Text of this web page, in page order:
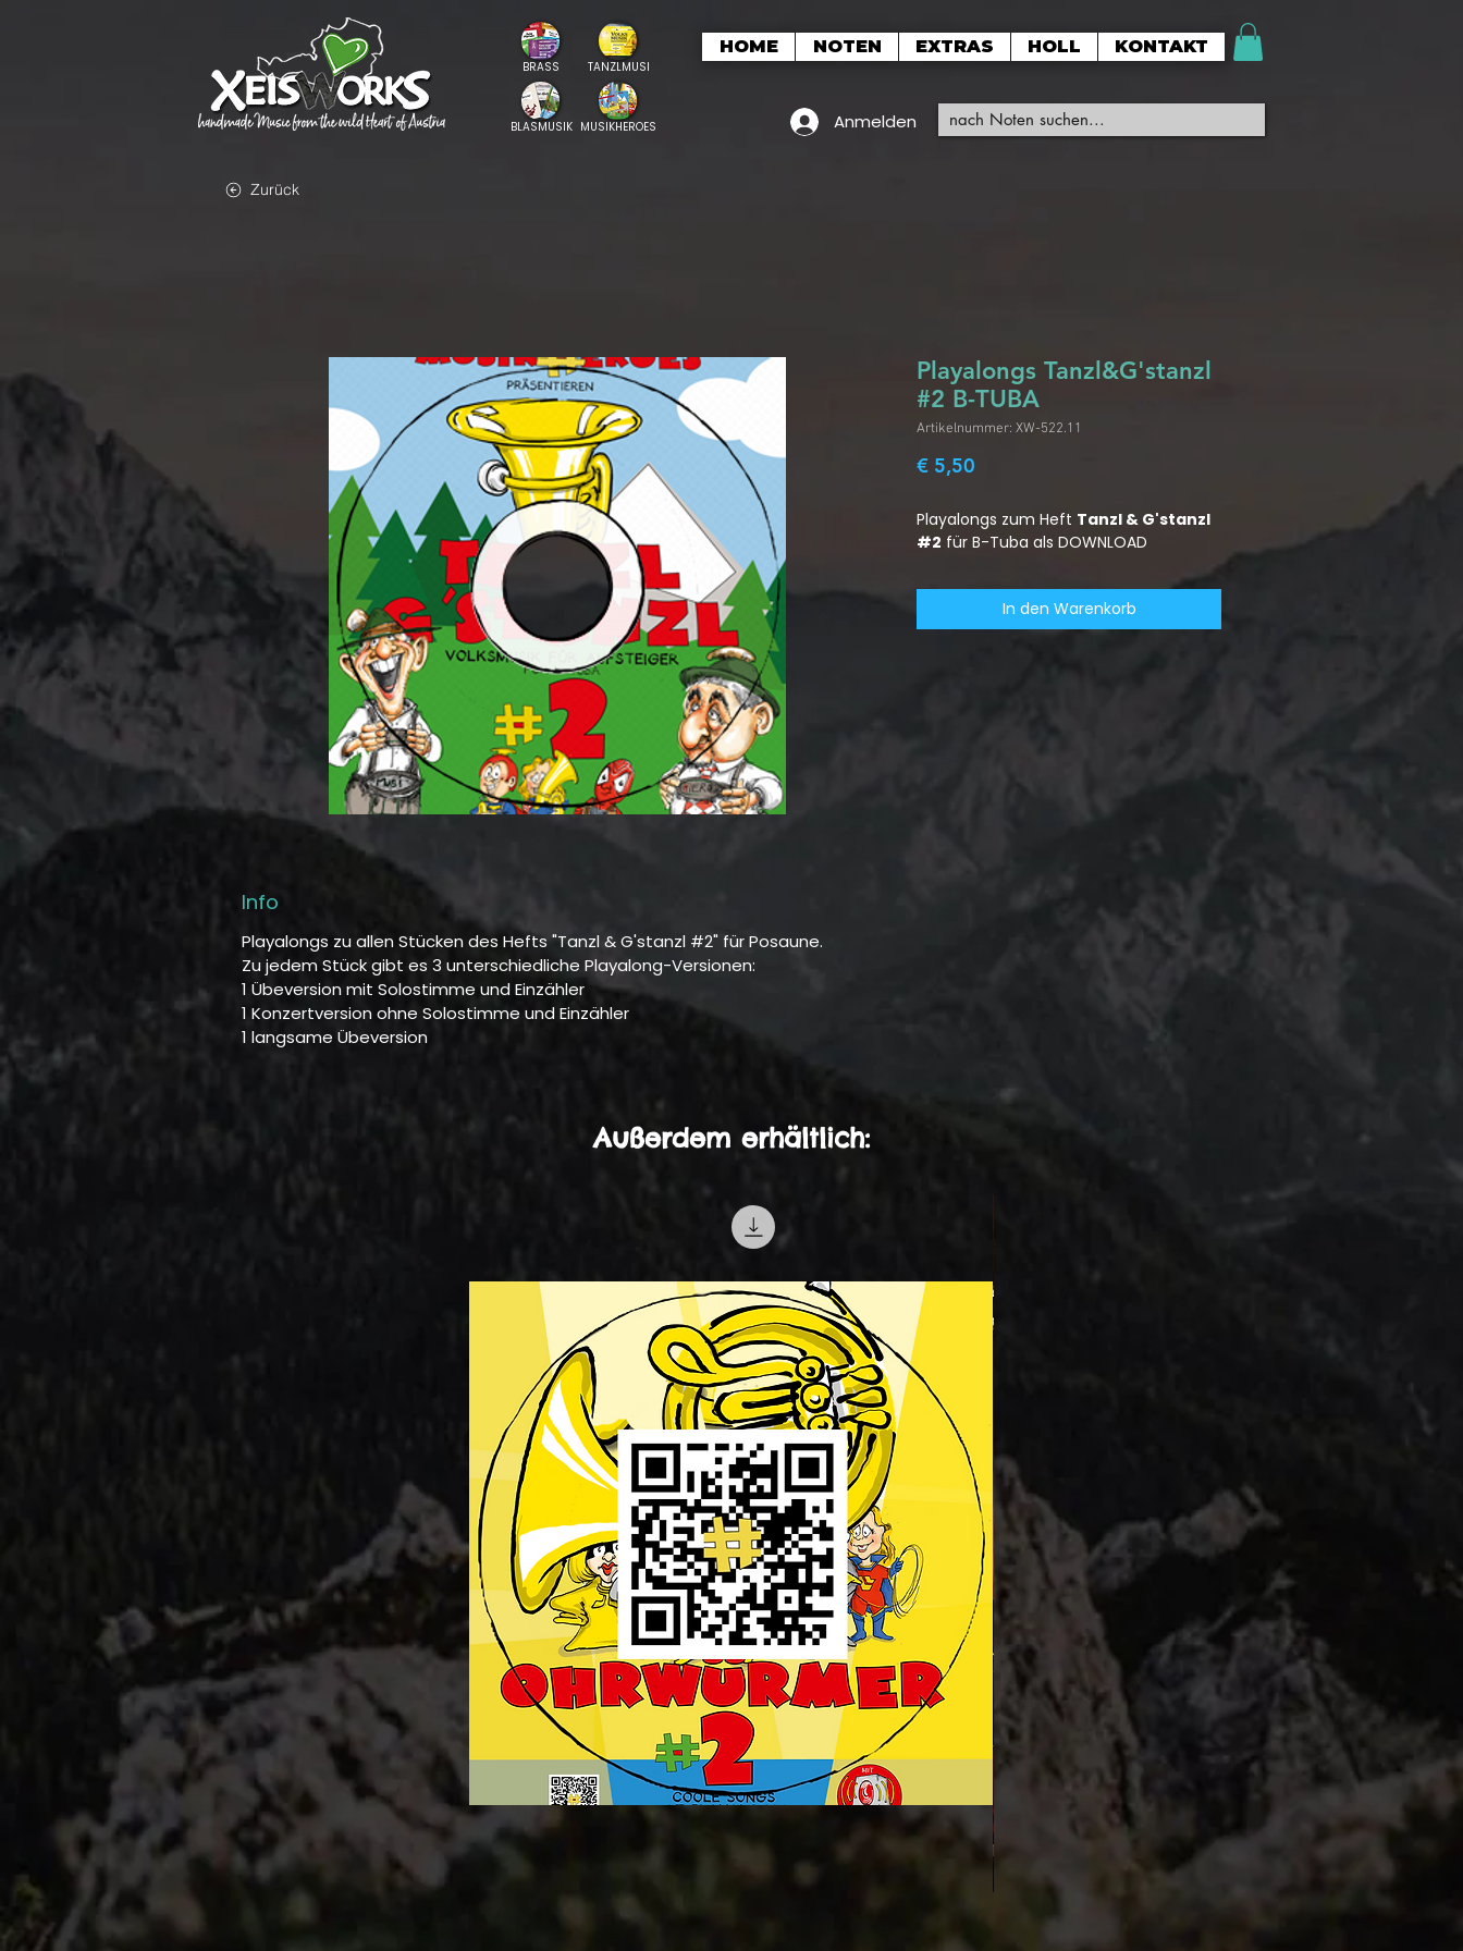
BRASS
BLASMUSIK
TANZLMUSI
MUSIKHEROES
HOME NOTEN EXTRAS HOLL KONTAKT
Anmelden
Zurück
Playalongs Tanzl&G'stanzl
#2 B-TUBA
Artikelnummer: XW-522.11
€ 5,50
Playalongs zum Heft Tanzl & G'stanzl
#2 für B-Tuba als DOWNLOAD
In den Warenkorb
Info
Playalongs zu allen Stücken des Hefts "Tanzl & G'stanzl #2" für Posaune.
Zu jedem Stück gibt es 3 unterschiedliche Playalong-Versionen:
1 Übeversion mit Solostimme und Einzähler
1 Konzertversion ohne Solostimme und Einzähler
1 langsame Übeversion
Außerdem erhältlich: